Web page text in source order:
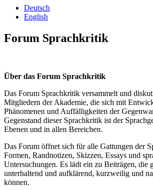
Deutsch
English
Forum Sprachkritik
Über das Forum Sprachkritik
Das Forum Sprachkritik versammelt und
Mitgliedern der Akademie, die sich mit
Phänomenen und Auffälligkeiten der
Gegenstand dieser Sprachkritik ist der
Ebenen und in allen Bereichen.
Das Forum öffnet sich für alle Gattungen der
Formen, Randnotizen, Skizzen, Essays und
Untersuchungen. Es lädt ein zu Beiträgen, die
unterhaltend und aufklärend, kurzweilig und
können.